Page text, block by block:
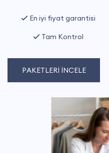
Danışmanlık
En iyi fiyat garantisi
Tam Kontrol
PAKETLERİ İNCELE